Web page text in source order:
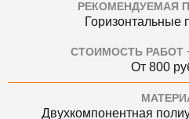
РЕКОМЕНДУЕМАЯ
Горизонтальные
СТОИМОСТЬ РАБОТ
От 800
Двухкомпонентная